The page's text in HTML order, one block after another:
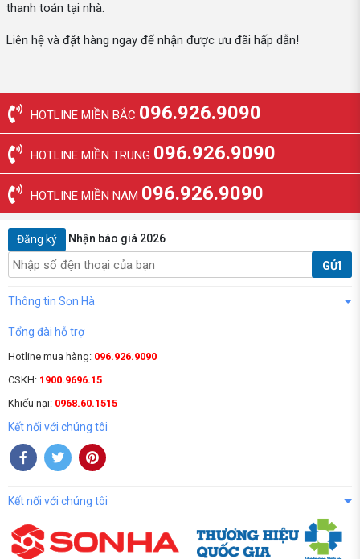
thanh toán tại nhà.
Liên hệ và đặt hàng ngay để nhận được ưu đãi hấp dẫn!
HOTLINE MIỀN BẮC 096.926.9090
HOTLINE MIỀN TRUNG 096.926.9090
HOTLINE MIỀN NAM 096.926.9090
Đăng ký Nhận báo giá 2026
GỬI
Thông tin Sơn Hà
Tổng đài hỗ trợ
Hotline mua hàng: 096.926.9090
CSKH: 1900.9696.15
Khiếu nại: 0968.60.1515
Kết nối với chúng tôi
Kết nối với chúng tôi